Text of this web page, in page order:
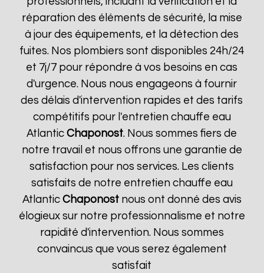
réparation des éléments de sécurité, la mise
à jour des équipements, et la détection des
fuites. Nos plombiers sont disponibles 24h/24
et 7j/7 pour répondre à vos besoins en cas
d'urgence. Nous nous engageons à fournir
des délais d'intervention rapides et des tarifs
compétitifs pour l'entretien chauffe eau
AtlanticChaponost. Nous sommes fiers de
notre travail et nous offrons une garantie de
satisfaction pour nos services. Les clients
satisfaits de notre entretien chauffe eau
Atlantic Chaponostnous ont donné des avis
élogieux sur notre professionnalisme et notre
rapidité d'intervention. Nous sommes
convaincus que vous serez également
satisfait